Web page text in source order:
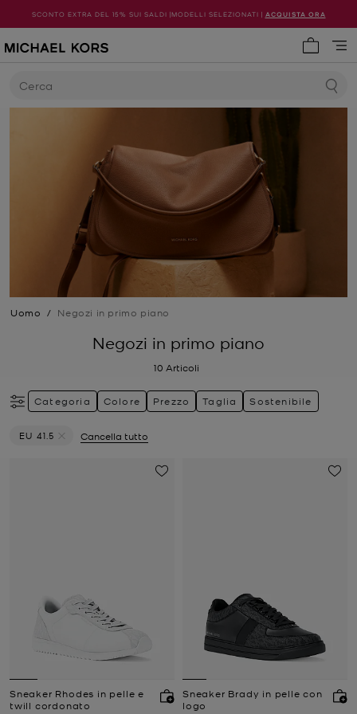
SCONTO EXTRA DEL 15% SUI SALDI |MODELLI SELEZIONATI | ACQUISTA ORA
Cerca
Uomo / Negozi in primo piano
Negozi in primo piano
10 Articoli
Categoria Colore Prezzo Taglia Sostenibile
EU 41.5
Cancella tutto
Sneaker Rhodes in pelle e
twill cordonato
Sneaker Brady in pelle con
logo